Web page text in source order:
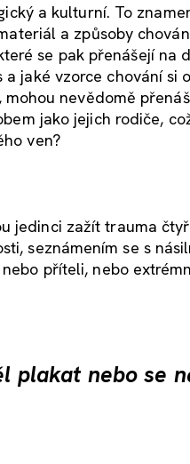
a kulturní. To
a způsoby
se pak přenášejí na
jaké vzorce chování si
nevědomě
jako jejich rodiče,
ven?
jedinci zažít trauma
seznámením se s
příteli, nebo
plakat nebo se